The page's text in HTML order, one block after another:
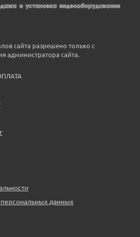
сайта разрешено только с
администратора сайта.
персональных данных